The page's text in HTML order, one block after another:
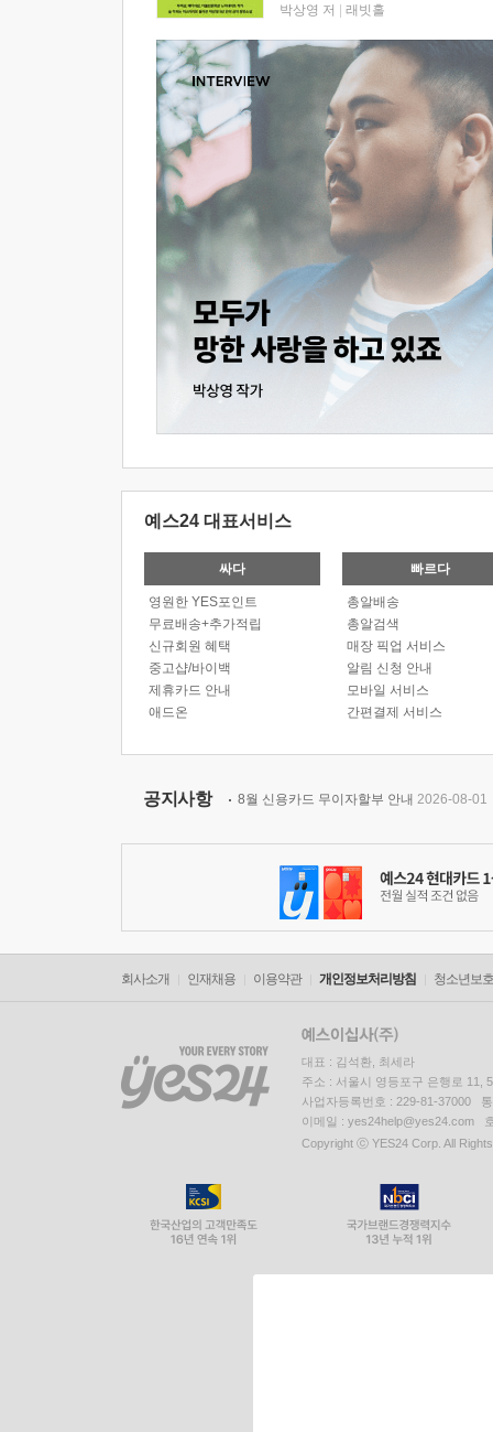
박상영 저 래빗홀
예스24 대표서비스
싸다
영원한 YES포인트
무료배송+추가적립
신규회원 혜택
중고샵/바이백
제휴카드 안내
애드온
빠르다
총알배송
총알검색
매장 픽업 서비스
알림 신청 안내
모바일 서비스
간편결제 서비스
공지사항 8월 신용카드 무이자할부 안내 2026-08-01
회사소개 인재채용 이용약관 개인정보처리방침 청소년보
대표 : 김석환, 최세라
주소 : 서울시 영등포구 은행로 11,
사업자등록번호 : 229-81-37000
이메일 : yes24help@yes24.com
Copyright ⓒ YES24 Corp. All